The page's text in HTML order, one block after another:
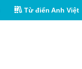
Từ điển Anh Việt